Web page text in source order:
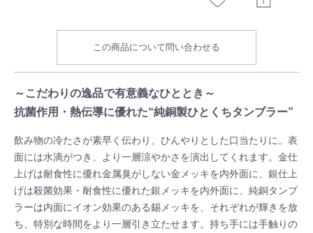
この商品について問い合わせる
～こだわりの逸品で有意義なひととき～
抗菌作用・熱伝導に優れた“純銅製ひとくちタンブラー”
飲み物の冷たさが素早く伝わり、ひんやりとした口当たりに。表
面には水滴がつき、より一層涼やかさを演出してくれます。金仕
上げは耐食性に優れ金属臭がしない金メッキを内外面に、銀仕上
げは殺菌効果・耐食性に優れた銀メッキを内外面に、純銅タンブ
ラーは内面にイオン効果のある錫メッキを、それぞれが輝きを放
ち、特別な時間をより一層引き立たせます。持ち手には手触りの